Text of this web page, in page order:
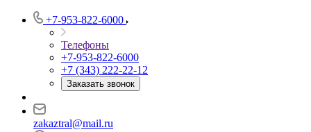
+7-953-822-6000
Телефоны
+7-953-822-6000
+7 (343) 222-22-12
Заказать звонок
zakaztral@mail.ru